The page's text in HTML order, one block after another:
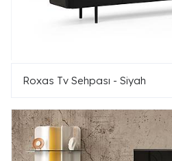
Roxas Tv Sehpası - Siyah